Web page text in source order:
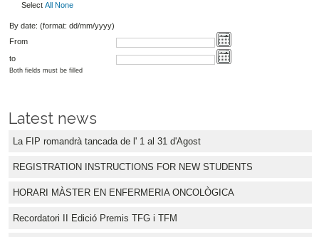
Select All None
By date: (format: dd/mm/yyyy)
From
to
Both fields must be filled
Latest news
La FIP romandrà tancada de l' 1 al 31 d'Agost
REGISTRATION INSTRUCTIONS FOR NEW STUDENTS
HORARI MÀSTER EN ENFERMERIA ONCOLÒGICA
Recordatori II Edició Premis TFG i TFM